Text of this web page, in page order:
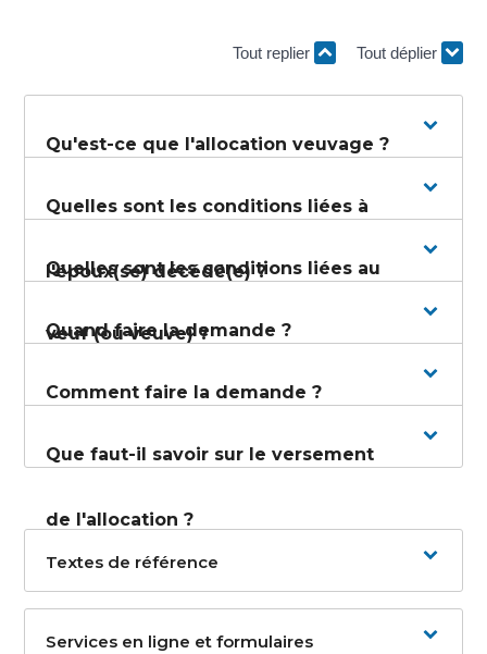
Tout replier Tout déplier
Qu'est-ce que l'allocation veuvage ?
Quelles sont les conditions liées à
l'époux(se) décédé(e) ?
Quelles sont les conditions liées au
veuf (ou veuve) ?
Quand faire la demande ?
Comment faire la demande ?
Que faut-il savoir sur le versement
de l'allocation ?
Textes de référence
Services en ligne et formulaires